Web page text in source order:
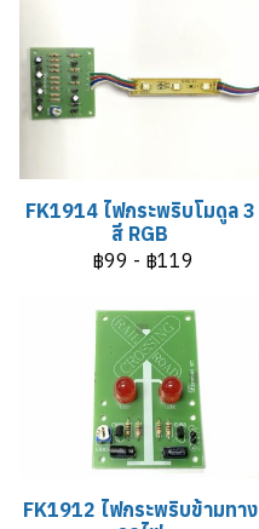
FK1914 ไฟกระพริบโมดูล 3
สี RGB
฿99 - ฿119
FK1912 ไฟกระพริบข้ามทาง